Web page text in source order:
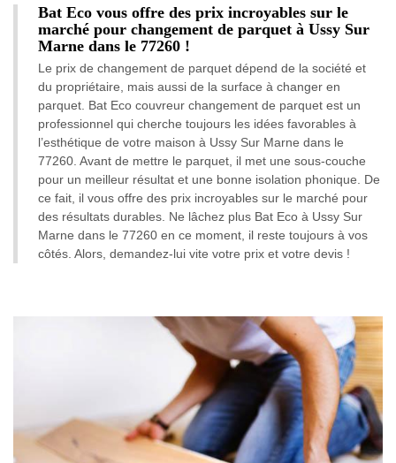
Bat Eco vous offre des prix incroyables sur le
marché pour changement de parquet à Ussy Sur
Marne dans le 77260 !
Le prix de changement de parquet dépend de la société et
du propriétaire, mais aussi de la surface à changer en
parquet. Bat Eco couvreur changement de parquet est un
professionnel qui cherche toujours les idées favorables à
l’esthétique de votre maison à Ussy Sur Marne dans le
77260. Avant de mettre le parquet, il met une sous-couche
pour un meilleur résultat et une bonne isolation phonique. De
ce fait, il vous offre des prix incroyables sur le marché pour
des résultats durables. Ne lâchez plus Bat Eco à Ussy Sur
Marne dans le 77260 en ce moment, il reste toujours à vos
côtés. Alors, demandez-lui vite votre prix et votre devis !